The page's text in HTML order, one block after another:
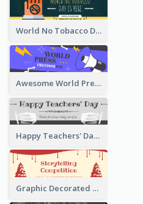
World No Tobacco Day Twitter Header
Awesome World Press Freedom Day Twitter Header
Happy Teachers' Day Twitter Header With Decorations Of Books
Graphic Decorated Twitter Header About Storytelling Competition